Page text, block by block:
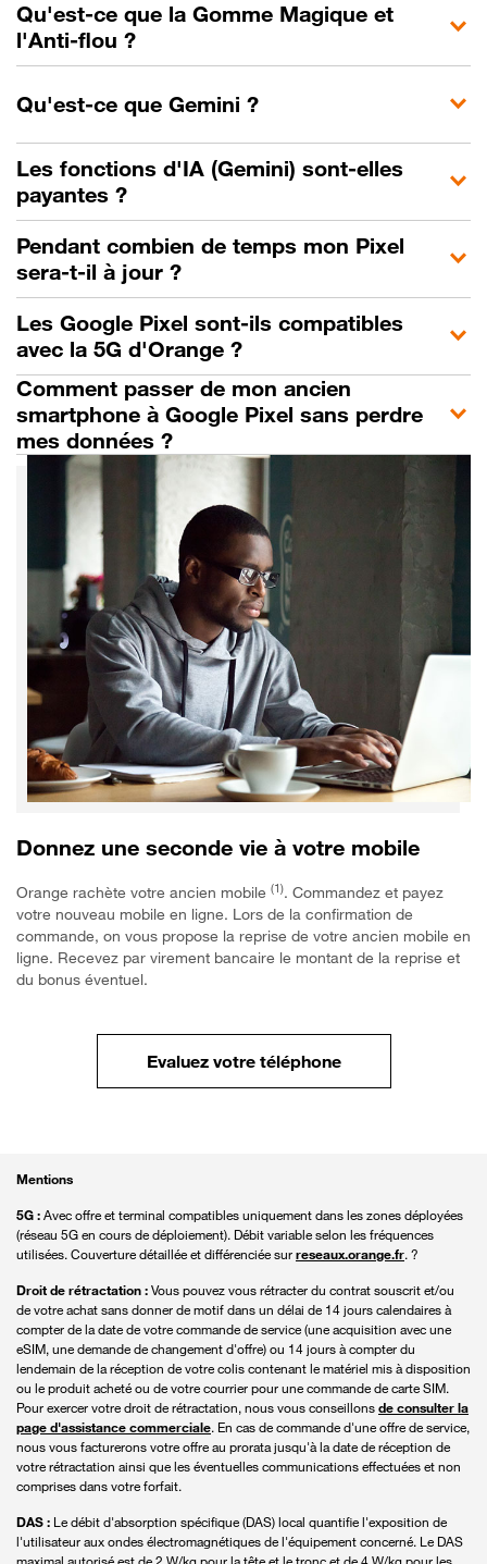
Qu'est-ce que la Gomme Magique et
l'Anti-flou ?
Qu'est-ce que Gemini ?
Les fonctions d'IA (Gemini) sont-elles
payantes ?
Pendant combien de temps mon Pixel
sera-t-il à jour ?
Les Google Pixel sont-ils compatibles
avec la 5G d'Orange ?
Comment passer de mon ancien
smartphone à Google Pixel sans perdre
mes données ?
Donnez une seconde vie à votre mobile
Orange rachète votre ancien mobile (1). Commandez et payez
votre nouveau mobile en ligne. Lors de la confirmation de
commande, on vous propose la reprise de votre ancien mobile en
ligne. Recevez par virement bancaire le montant de la reprise et
du bonus éventuel.
Evaluez votre téléphone
Mentions
5G : Avec offre et terminal compatibles uniquement dans les zones déployées
(réseau 5G en cours de déploiement). Débit variable selon les fréquences
utilisées. Couverture détaillée et différenciée sur reseaux.orange.fr. ?
Droit de rétractation : Vous pouvez vous rétracter du contrat souscrit et/ou
de votre achat sans donner de motif dans un délai de 14 jours calendaires à
compter de la date de votre commande de service (une acquisition avec une
eSIM, une demande de changement d'offre) ou 14 jours à compter du
lendemain de la réception de votre colis contenant le matériel mis à disposition
ou le produit acheté ou de votre courrier pour une commande de carte SIM.
Pour exercer votre droit de rétractation, nous vous conseillons de consulter la
page d'assistance commerciale. En cas de commande d'une offre de service,
nous vous facturerons votre offre au prorata jusqu'à la date de réception de
votre rétractation ainsi que les éventuelles communications effectuées et non
comprises dans votre forfait.
DAS : Le débit d'absorption spécifique (DAS) local quantifie l'exposition de
l'utilisateur aux ondes électromagnétiques de l'équipement concerné. Le DAS